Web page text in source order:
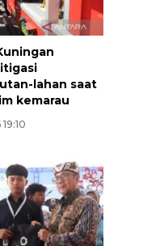
lahan saat
kemarau
II-2026